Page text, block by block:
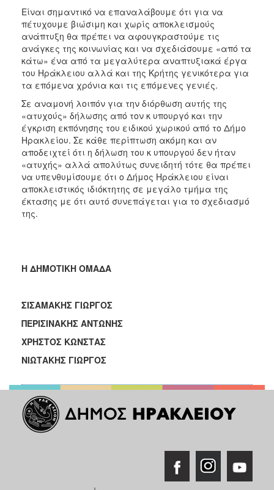
Είναι σημαντικό να επαναλάβουμε ότι για να
πέτυχουμε βιώσιμη και χωρίς αποκλεισμούς
ανάπτυξη θα πρέπει να αφουγκραστούμε τις
ανάγκες της κοινωνίας και να σχεδιάσουμε «από τα
κάτω» ένα από τα μεγαλύτερα αναπτυξιακά έργα
του Ηράκλειου αλλά και της Κρήτης γενικότερα για
τα επόμενα χρόνια και τις επόμενες γενιές.
Σε αναμονή λοιπόν για την διόρθωση αυτής της
«ατυχούς» δήλωσης από τον κ υπουργό και την
έγκριση εκπόνησης του ειδικού χωρικού από το Δήμο
Ηρακλείου. Σε κάθε περίπτωση ακόμη και αν
αποδειχτεί ότι η δήλωση του κ υπουργού δεν ήταν
«ατυχής» αλλά απολύτως συνειδητή τότε θα πρέπει
να υπενθυμίσουμε ότι ο Δήμος Ηράκλειου είναι
αποκλειστικός ιδιόκτητης σε μεγάλο τμήμα της
έκτασης με ότι αυτό συνεπάγεται για το σχεδιασμό
της.
Η ΔΗΜΟΤΙΚΗ ΟΜΑΔΑ
ΣΙΣΑΜΑΚΗΣ ΓΙΩΡΓΟΣ
ΠΕΡΙΣΙΝΑΚΗΣ ΑΝΤΩΝΗΣ
ΧΡΗΣΤΟΣ ΚΩΝΣΤΑΣ
ΝΙΩΤΑΚΗΣ ΓΙΩΡΓΟΣ